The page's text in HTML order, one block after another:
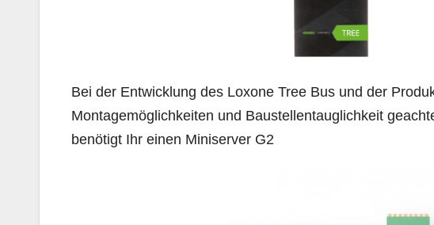
Bei der Entwicklung des Loxone Tree Bus und der
Montagemöglichkeiten und Baustellentauglichkeit
benötigt Ihr einen Miniserver G2